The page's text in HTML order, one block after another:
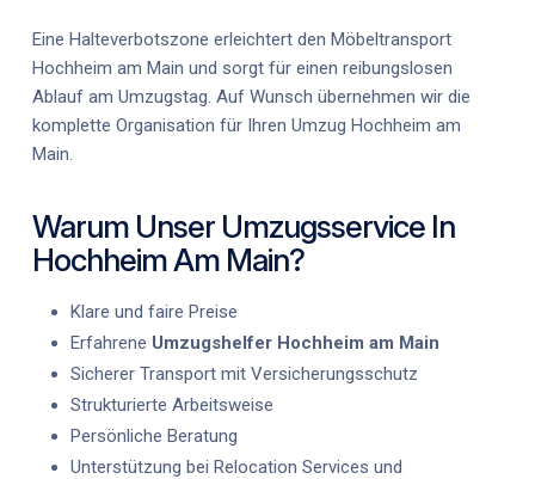
Eine Halteverbotszone erleichtert den Möbeltransport
Hochheim am Main und sorgt für einen reibungslosen
Ablauf am Umzugstag. Auf Wunsch übernehmen wir die
komplette Organisation für Ihren Umzug Hochheim am
Main.
Warum Unser Umzugsservice In
Hochheim Am Main?
Klare und faire Preise
Erfahrene Umzugshelfer Hochheim am Main
Sicherer Transport mit Versicherungsschutz
Strukturierte Arbeitsweise
Persönliche Beratung
Unterstützung bei Relocation Services und